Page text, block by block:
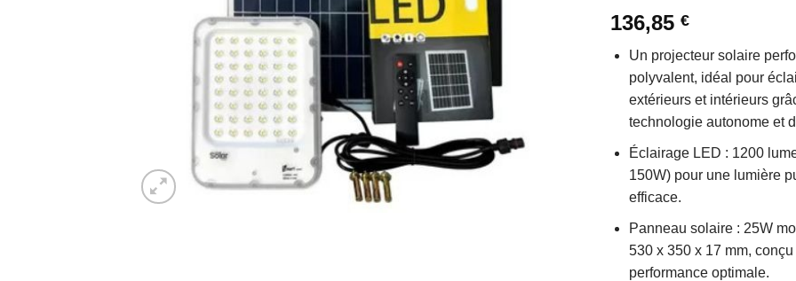
sur
5
136,85 €
Un projecteur solaire
polyvalent, idéal pour
extérieurs et intérieurs
technologie autonome et
Éclairage LED : 1200
150W) pour une lumière
efficace.
Panneau solaire : 25W
530 x 350 x 17 mm,
performance optimale.